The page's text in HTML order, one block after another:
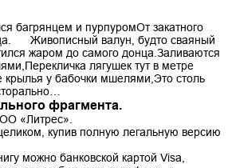
багрянцем и пурпуромОт закатного
Живописный валун, будто сваяный
жаром до самого донца.Заливаются
лягушек тут в метре
крылья у бабочки мшелями,Это столь
фрагмента.
«Литрес».
купив полную легальную версию
можно банковской картой Visa,